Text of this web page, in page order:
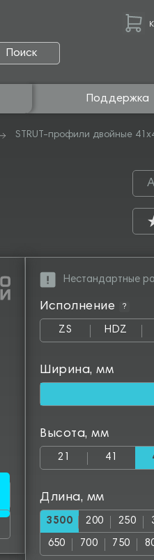
Поиск
Поддержка
STRUT-профили двойные
Нестандартные
Исполнение ?
ZS HDZ
Ширина, мм
Высота, мм
21 41
Длина, мм
3500 200 250
650 700 750